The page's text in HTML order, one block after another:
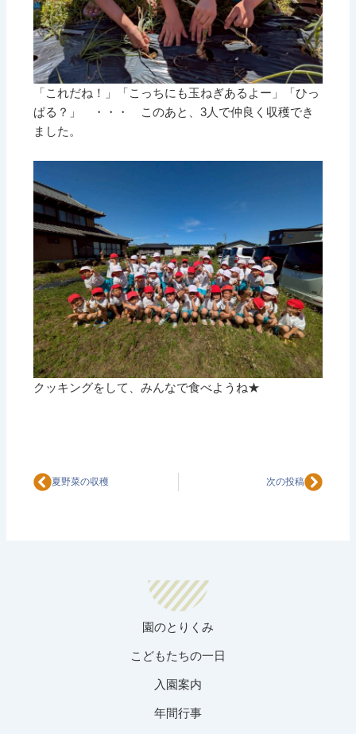
「これだね！」「こっちにも玉ねぎあるよー」「ひっ
ぱる？」 ・・・ このあと、3人で仲良く収穫でき
ました。
クッキングをして、みんなで食べようね★
Prev夏野菜の収穫 次の投稿Next
園のとりくみ
こどもたちの一日
入園案内
年間行事